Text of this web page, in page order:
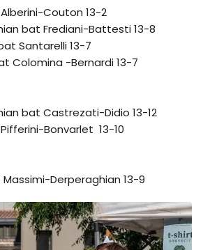
Couton 13-2
bat Frediani-Battesti 13-8
Santarelli 13-7
Colomina -Bernardi 13-7
bat Castrezati-Didio 13-12
Bonvarlet 13-10
Derperaghian 13-9